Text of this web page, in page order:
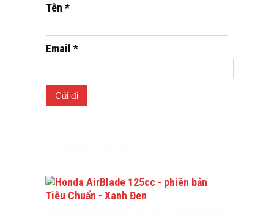
Tên *
Email *